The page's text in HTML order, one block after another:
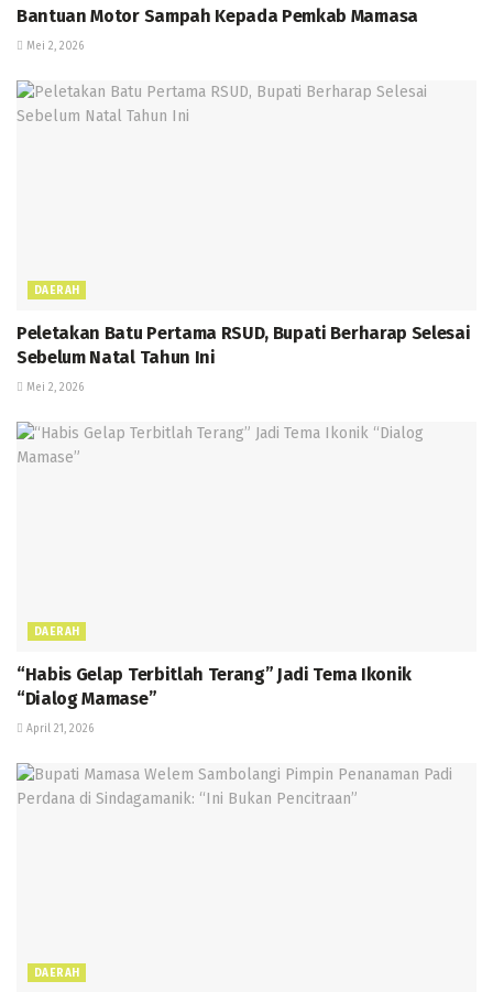
Bantuan Motor Sampah Kepada Pemkab Mamasa
Mei 2, 2026
DAERAH
Peletakan Batu Pertama RSUD, Bupati Berharap Selesai
Sebelum Natal Tahun Ini
Mei 2, 2026
DAERAH
“Habis Gelap Terbitlah Terang” Jadi Tema Ikonik
“Dialog Mamase”
April 21, 2026
DAERAH